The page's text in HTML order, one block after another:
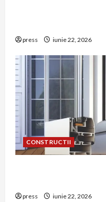
press iunie 22, 2026
CONSTRUCTII
press iunie 22, 2026